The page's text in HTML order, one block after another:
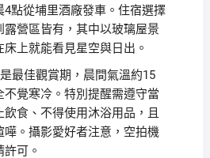
點從埔里酒廠發車。住宿選擇
露營區皆有，其中以玻璃屋景
上就能看見星空與日出。
最佳觀賞期，晨間氣溫約15
不覺寒冷。特別提醒需遵守當
食、不得使用沐浴用品，且
嘩。攝影愛好者注意，空拍機
可。